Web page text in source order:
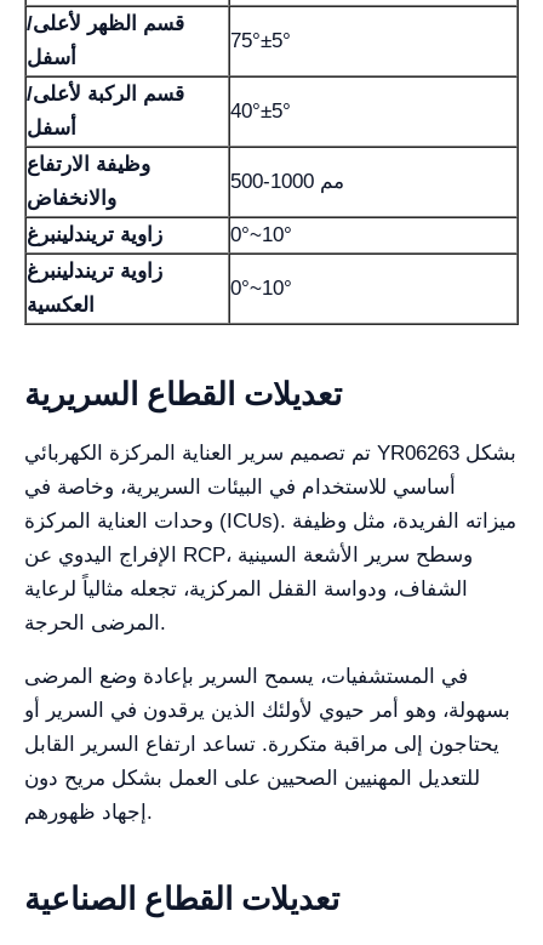
قسم الظهر لأعلى/
أسفل
75°±5°
قسم الركبة لأعلى/
أسفل
40°±5°
وظيفة الارتفاع
والانخفاض
500-1000 مم
زاوية تريندلينبرغ
0°~10°
زاوية تريندلينبرغ
العكسية
0°~10°
تعديلات القطاع السريرية
تم تصميم سرير العناية المركزة الكهربائي YR06263 بشكل
أساسي للاستخدام في البيئات السريرية، وخاصة في
وحدات العناية المركزة (ICUs). ميزاته الفريدة، مثل وظيفة
الإفراج اليدوي عن RCP، وسطح سرير الأشعة السينية
الشفاف، ودواسة القفل المركزية، تجعله مثالياً لرعاية
المرضى الحرجة.
في المستشفيات، يسمح السرير بإعادة وضع المرضى
بسهولة، وهو أمر حيوي لأولئك الذين يرقدون في السرير أو
يحتاجون إلى مراقبة متكررة. تساعد ارتفاع السرير القابل
للتعديل المهنيين الصحيين على العمل بشكل مريح دون
إجهاد ظهورهم.
تعديلات القطاع الصناعية